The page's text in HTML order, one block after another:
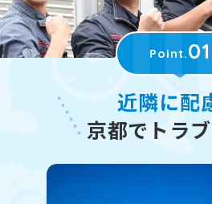
Point.01
近隣に配
京都でトラ